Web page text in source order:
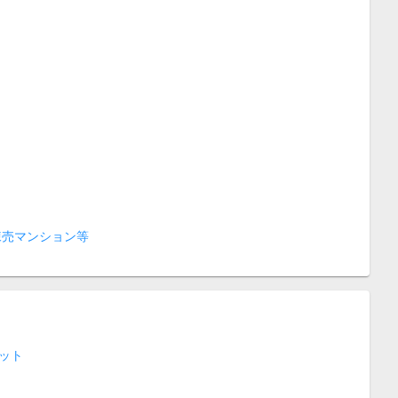
マンション等
ト